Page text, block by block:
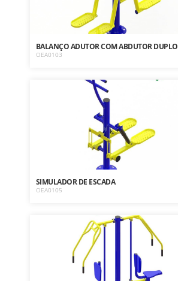
BALANÇO ADUTOR COM ABDUTOR DUPLO
OEA0103
SIMULADOR DE ESCADA
OEA0105